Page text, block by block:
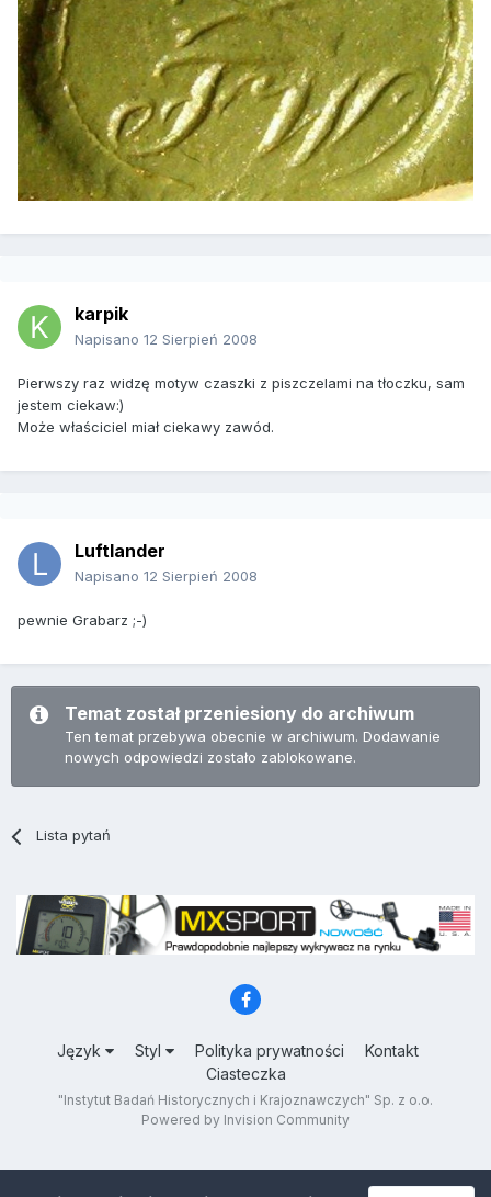
karpik
Napisano 12 Sierpień 2008
Pierwszy raz widzę motyw czaszki z piszczelami na tłoczku, sam
jestem ciekaw:)
Może właściciel miał ciekawy zawód.
Luftlander
Napisano 12 Sierpień 2008
pewnie Grabarz ;-)
Temat został przeniesiony do archiwum
Ten temat przebywa obecnie w archiwum. Dodawanie
nowych odpowiedzi zostało zablokowane.
Lista pytań
Język Styl Polityka prywatności
Kontakt
Ciasteczka
"Instytut Badań Historycznych i Krajoznawczych" Sp. z o.o.
Powered by Invision Community